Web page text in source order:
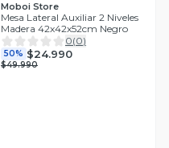
Moboi Store
Mesa Lateral Auxiliar 2 Niveles
Madera 42x42x52cm Negro
0(0)
50% $24.990
$49.990